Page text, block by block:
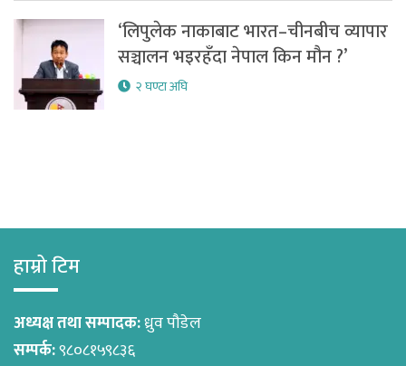
‘लिपुलेक नाकाबाट भारत–चीनबीच व्यापार
सञ्चालन भइरहँदा नेपाल किन मौन ?’
२ घण्टा अघि
हाम्रो टिम
अध्यक्ष तथा सम्पादक:ध्रुव पौडेल
सम्पर्क:९८०८१५९८३६